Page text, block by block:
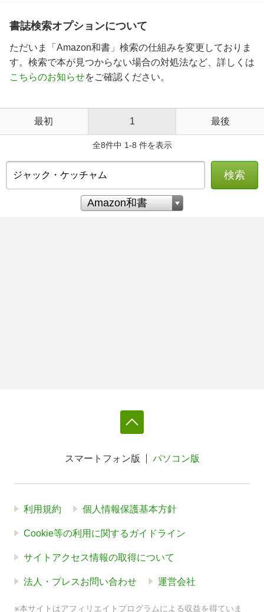
書誌検索オプションについて
ただいま「Amazon和書」検索の仕組みを変更しておりま
す。検索で本が見つからない場合の対処法など、詳しくは
こちらのお知らせをご確認ください。
最初 1 最後
全8件中 1-8 件を表示
検索
スマートフォン版 パソコン版
利用規約 個人情報保護基本方針
Cookie等の利用に関するガイドライン
サイトアクセス情報の取得について
法人・プレスお問い合わせ 運営会社
※本サイトはアフィリエイトプログラムによる収益を得ていま